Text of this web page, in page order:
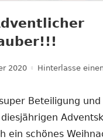
2020 Hinterlasse
Beteiligung
ein schönes